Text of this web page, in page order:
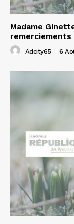
Madame
remerciements
Adcity65 - 6